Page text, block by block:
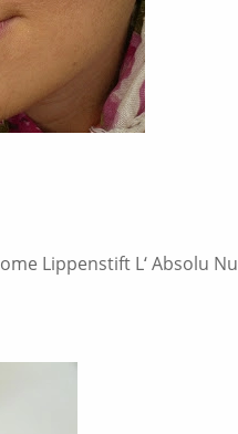
Lippenstift L‘ Absolu Nu